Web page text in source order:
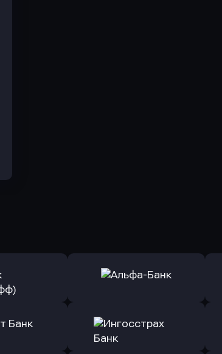
заявку
Оправить заявку
в Альфа-Банк